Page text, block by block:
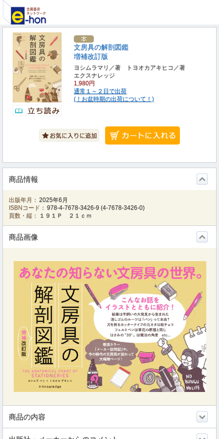
文房具の解剖図鑑
増補改訂版
ヨシムラマリ／著 トヨオカアキヒコ／著
エクスナレッジ
1,980円
通常１～２日で出荷
(！お盆時期の出荷について！)
商品情報
出版年月： 2025年6月
ISBNコード： 978-4-7678-3426-9 (4-7678-3426-0)
頁数・縦：
１９１Ｐ ２１ｃｍ
商品画像
商品の内容